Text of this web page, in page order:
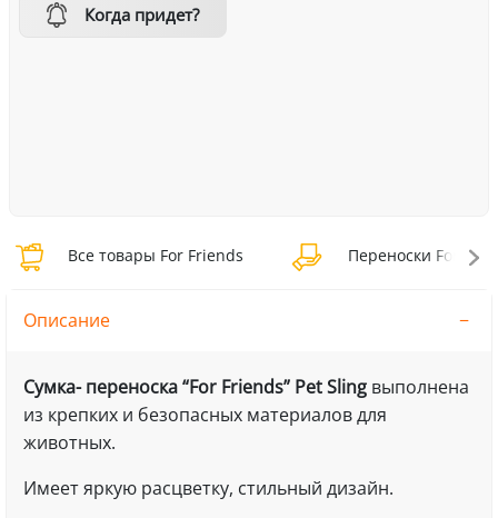
Когда придет?
Все товары For Friends Переноски For
Описание
Сумка- переноска“For Friends” Pet Slingвыполнена
из крепких и безопасных материалов для
животных.
Имеет яркую расцветку, стильный дизайн.